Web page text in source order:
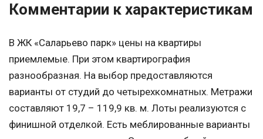
Комментарии к характеристикам
В ЖК «Саларьево парк» цены на квартиры
приемлемые. При этом квартирография
разнообразная. На выбор предоставляются
варианты от студий до четырехкомнатных. Метражи
составляют 19,7 – 119,9 кв. м. Лоты реализуются с
финишной отделкой. Есть меблированные варианты